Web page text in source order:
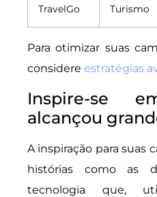
TravelGo Turismo
Para otimizar suas
considere estratégias
Inspire-se
alcançou
A inspiração para suas
histórias como as
tecnologia que,